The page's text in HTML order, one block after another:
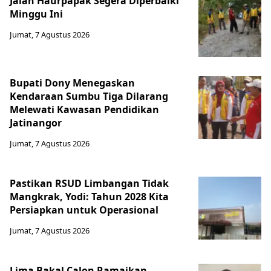
Minggu Ini
Jumat, 7 Agustus 2026
Bupati Dony Menegaskan
Kendaraan Sumbu Tiga Dilarang
Melewati Kawasan Pendidikan
Jatinangor
Jumat, 7 Agustus 2026
Pastikan RSUD Limbangan Tidak
Mangkrak, Yodi: Tahun 2028 Kita
Persiapkan untuk Operasional
Jumat, 7 Agustus 2026